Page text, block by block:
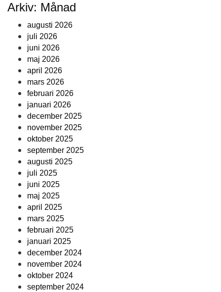
Arkiv: Månad
augusti 2026
juli 2026
juni 2026
maj 2026
april 2026
mars 2026
februari 2026
januari 2026
december 2025
november 2025
oktober 2025
september 2025
augusti 2025
juli 2025
juni 2025
maj 2025
april 2025
mars 2025
februari 2025
januari 2025
december 2024
november 2024
oktober 2024
september 2024